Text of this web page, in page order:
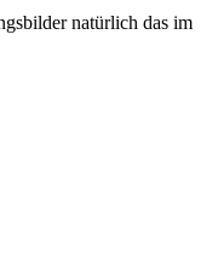
natürlich das im